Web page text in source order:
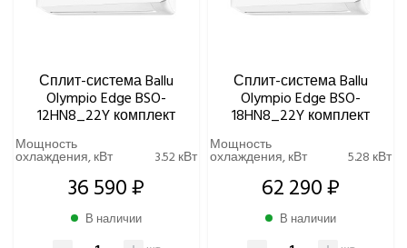
ECOSTAR
Ecoclima
Fujitsu
FUNAI
Gree
Сплит-система Ballu
Olympio Edge BSO-
12HN8_22Y комплект
Мощность
охлаждения, кВт 3.52 кВт
36 590 ₽
В наличии
Сплит-система Ballu
Olympio Edge BSO-
18HN8_22Y комплект
Мощность
охлаждения, кВт 5.28 кВт
62 290 ₽
В наличии